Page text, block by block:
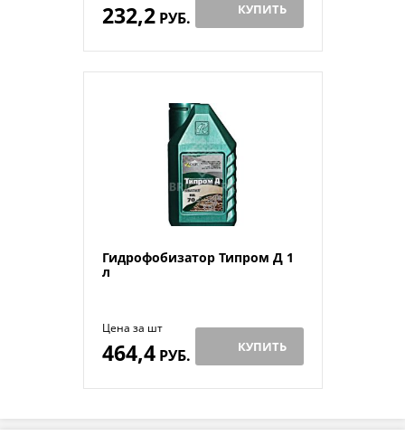
232,2РУБ. КУПИТЬ
Гидрофобизатор Типром Д 1
л
Цена за шт
464,4РУБ. КУПИТЬ